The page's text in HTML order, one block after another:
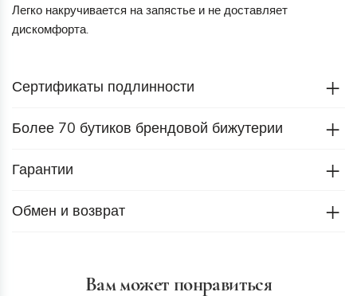
Легко накручивается на запястье и не доставляет
дискомфорта.
Сертификаты подлинности
Более 70 бутиков брендовой бижутерии
Гарантии
Обмен и возврат
Вам может понравиться